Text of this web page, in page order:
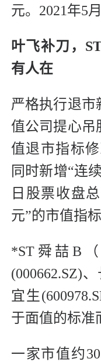
元。2021年5
叶飞补刀，
有人在
严格执行退市
值公司提心吊
值退市指标修
同时新增“连
日股票收盘
元”的市值指标
*ST舜喆B（
(000662.SZ)
宜生
于面值的标准
一家市值约